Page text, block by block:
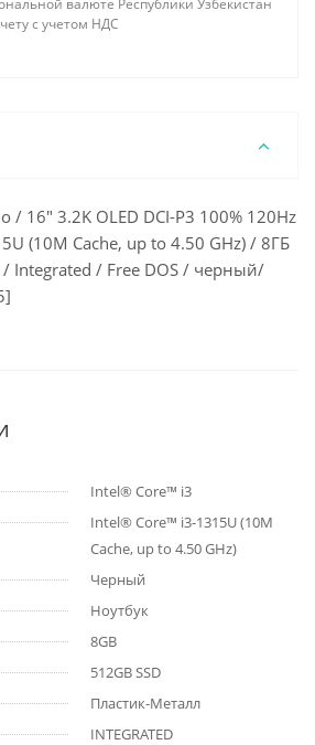
валюте Республики Узбекистан
с учетом НДС
/ 16" 3.2K OLED DCI-P3 100% 120Hz
(10M Cache, up to 4.50 GHz) / 8ГБ
/ Integrated / Free DOS / черный/
Intel® Core™ i3
Intel® Core™ i3-1315U (10M
Cache, up to 4.50 GHz)
Черный
Ноутбук
8GB
512GB SSD
Пластик-Металл
INTEGRATED